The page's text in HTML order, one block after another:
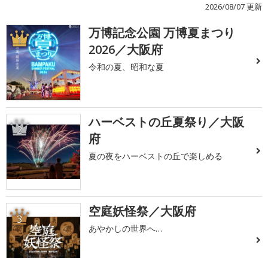
2026/08/07 更新
1
万博記念公園 万博夏まつり
2026／大阪府
令和の夏、昭和な夏
2
ハーベストの丘夏祭り／大阪
府
夏の夜をハーベストの丘で楽しめる
3 空庭妖怪祭／大阪府
あやかしの世界へ…